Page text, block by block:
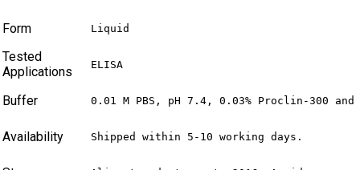
Form Liquid
Tested
Applications
ELISA
Buffer 0.01 M PBS, pH 7.4, 0.03% Proclin-300 and
Availability Shipped within 5-10 working days.